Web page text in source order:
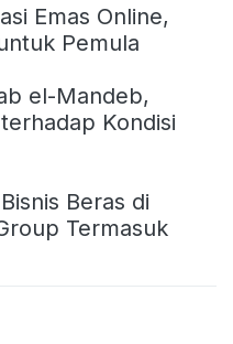
Emas Online,
Pemula
el-Mandeb,
Kondisi
Beras di
Termasuk